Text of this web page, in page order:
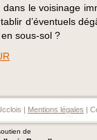
dans le voisinage
d’éventuels
sous-sol ?
| Mentions légales |
de